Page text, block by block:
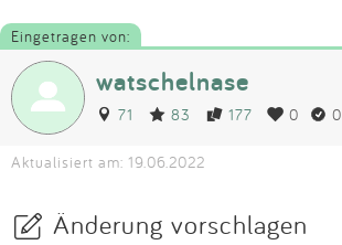
Eingetragen von:
watschelnase
71 83 177 0 0
Aktualisiert am: 19.06.2022
Änderung vorschlagen